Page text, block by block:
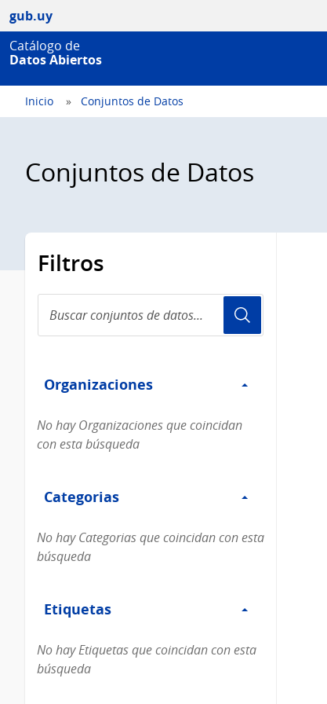
gub.uy
Catálogo de
Datos Abiertos
Inicio Conjuntos de Datos
Conjuntos de Datos
Filtros
conjuntos
de
Organizaciones
Organizaciones
No hay Organizaciones que coincidan
con esta búsqueda
Categorias
Categorias
No hay Categorias que coincidan con esta
búsqueda
Etiquetas
Etiquetas
No hay Etiquetas que coincidan con esta
búsqueda